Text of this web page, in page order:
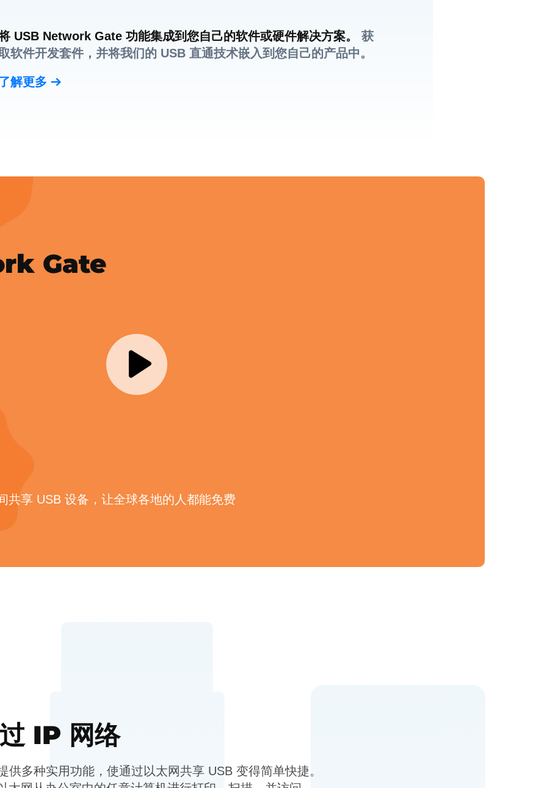
USB Network Gate 功能集成到您自己的软件或硬件解决方案。
获
软件开发套件，并将我们的 USB 直通技术嵌入到您自己的产品中。
解更多
Gate
共享 USB 设备，让全球各地的人都能免费
IP 网络
供多种实用功能，使通过以太网共享 USB 变得简单快捷。